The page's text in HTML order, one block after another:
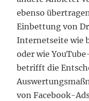
ebenso
Einbettung von
Internetseite wie
oder wie
betrifft die
von Facebook-